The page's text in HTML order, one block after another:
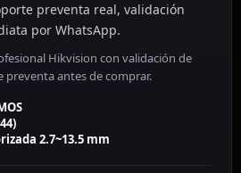
preventa real, validación
por WhatsApp.
Hikvision con validación de
antes de comprar.
2.7~13.5 mm